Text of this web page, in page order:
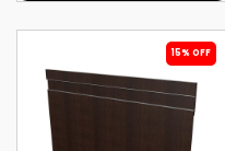
15% OFF